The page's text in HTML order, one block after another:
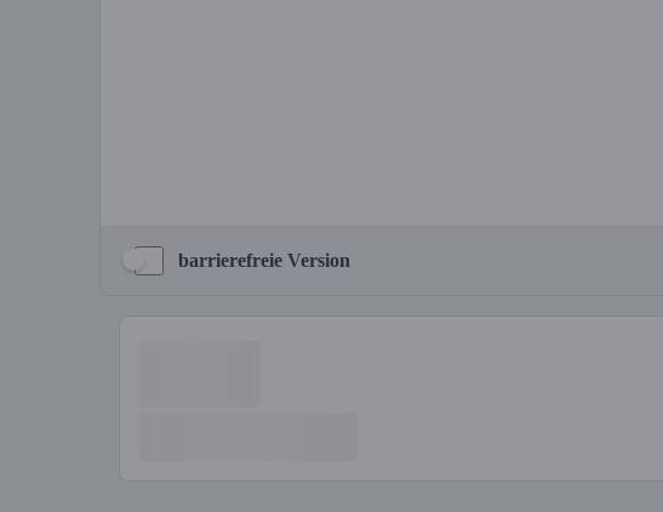
barrierefreie Version